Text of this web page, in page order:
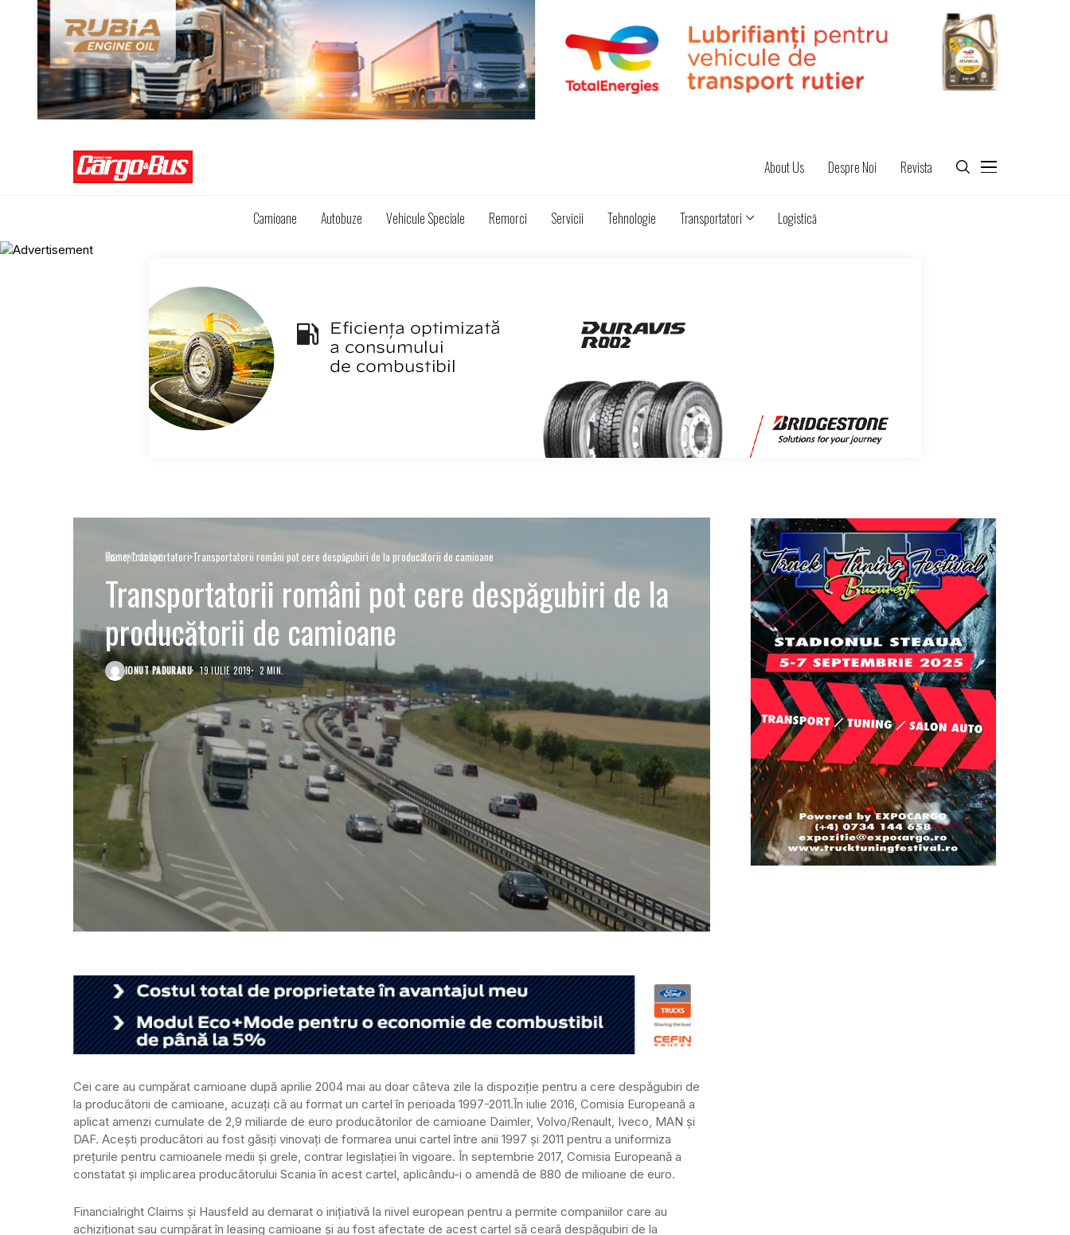
About Us Despre Noi Revista
Camioane Autobuze Vehicule Speciale Remorci Servicii Tehnologie Transportatori Logistică
Home Transportatori Transportatorii români pot cere despăgubiri de la producătorii de camioane
Transportatori
Transportatorii români pot cere despăgubiri de la
producătorii de camioane
IONUT PADURARU 19 IULIE 2019 2 MIN.
Cei care au cumpărat camioane după aprilie 2004 mai au doar câteva zile la dispoziție pentru a cere despăgubiri de
la producătorii de camioane, acuzați că au format un cartel în perioada 1997-2011.În iulie 2016, Comisia Europeană a
aplicat amenzi cumulate de 2,9 miliarde de euro producătorilor de camioane Daimler, Volvo/Renault, Iveco, MAN și
DAF. Acești producători au fost găsiți vinovați de formarea unui cartel între anii 1997 și 2011 pentru a uniformiza
prețurile pentru camioanele medii și grele, contrar legislației în vigoare. În septembrie 2017, Comisia Europeană a
constatat și implicarea producătorului Scania în acest cartel, aplicându-i o amendă de 880 de milioane de euro.
Financialright Claims și Hausfeld au demarat o inițiativă la nivel european pentru a permite companiilor care au
achiziționat sau cumpărat în leasing camioane și au fost afectate de acest cartel să ceară despăgubiri de la